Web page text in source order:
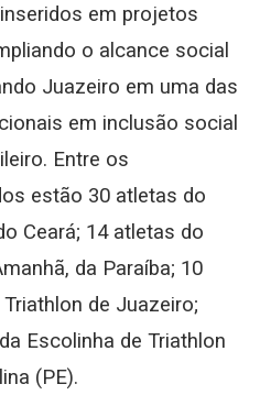
em projetos
o alcance social
Juazeiro em uma das
em inclusão social
Entre os
estão 30 atletas do
Ceará; 14 atletas do
da Paraíba; 10
de Juazeiro;
Escolinha de Triathlon
(PE).